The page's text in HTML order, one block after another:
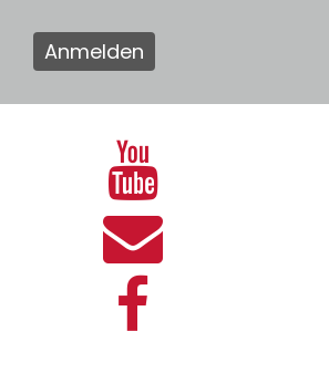
Anmelden